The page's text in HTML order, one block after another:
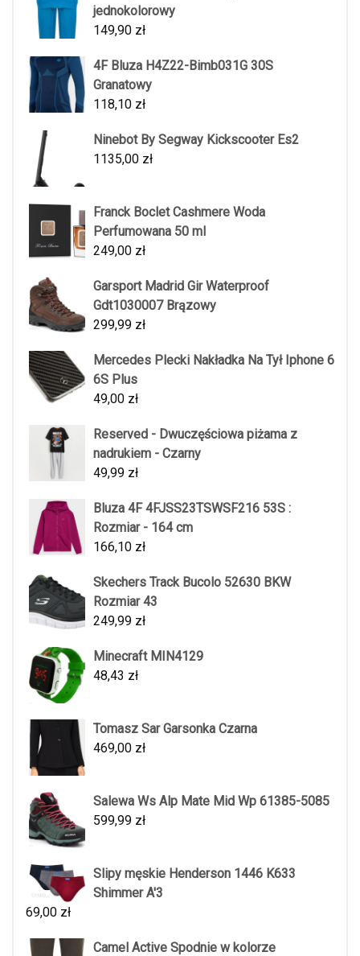
jednokolorowy
149,90 zł
4F Bluza H4Z22-Bimb031G 30S
Granatowy
118,10 zł
Ninebot By Segway Kickscooter Es2
1135,00 zł
Franck Boclet Cashmere Woda
Perfumowana 50 ml
249,00 zł
Garsport Madrid Gir Waterproof
Gdt1030007 Brązowy
299,99 zł
Mercedes Plecki Nakładka Na Tył Iphone 6
6S Plus
49,00 zł
Reserved - Dwuczęściowa piżama z
nadrukiem - Czarny
49,99 zł
Bluza 4F 4FJSS23TSWSF216 53S :
Rozmiar - 164 cm
166,10 zł
Skechers Track Bucolo 52630 BKW
Rozmiar 43
249,99 zł
Minecraft MIN4129
48,43 zł
Tomasz Sar Garsonka Czarna
469,00 zł
Salewa Ws Alp Mate Mid Wp 61385-5085
599,99 zł
Slipy męskie Henderson 1446 K633
Shimmer A'3
69,00 zł
Camel Active Spodnie w kolorze